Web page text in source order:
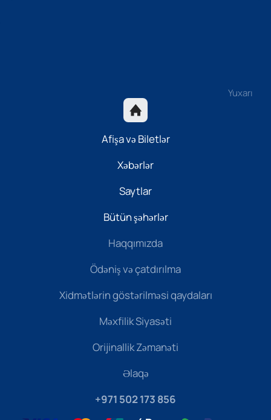
Yuxarı
Afişa və Biletlər
Xəbərlər
Saytlar
Bütün şəhərlər
Haqqımızda
Ödəniş və çatdırılma
Xidmətlərin göstərilməsi qaydaları
Məxfilik Siyasəti
Orijinallik Zəmanəti
Əlaqə
+971 502 173 856